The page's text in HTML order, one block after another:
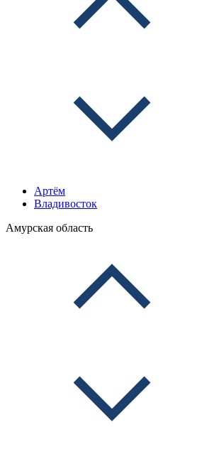
Артём
Владивосток
Амурская область